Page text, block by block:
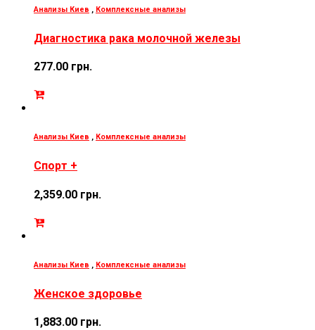
Анализы Киев , Комплексные анализы
Диагностика рака молочной железы
277.00 грн.
Анализы Киев , Комплексные анализы
Спорт +
2,359.00 грн.
Анализы Киев , Комплексные анализы
Женское здоровье
1,883.00 грн.